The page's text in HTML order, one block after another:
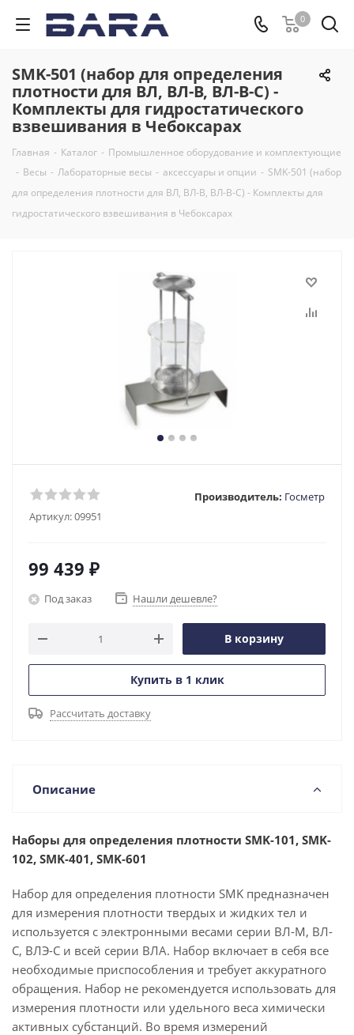
0
SMK-501 (набор для определения
плотности для ВЛ, ВЛ-В, ВЛ-В-С) -
Комплекты для гидростатического
взвешивания в Чебоксарах
Главная - Каталог - Промышленное оборудование и комплектующие
- Весы - Лабораторные весы - аксессуары и опции - SMK-501 (набор
для определения плотности для ВЛ, ВЛ-В, ВЛ-В-С) - Комплекты для
гидростатического взвешивания в Чебоксарах
Артикул:09951
Производитель: Госметр
99 439 ₽
Под заказ Нашли дешевле?
В корзину
Купить в 1 клик
Рассчитать доставку
Описание
Наборы для определения плотности SMK-101, SMK-
102, SMK-401, SMK-601
Набор для определения плотности SMK предназначен
для измерения плотности твердых и жидких тел и
используется с электронными весами серии ВЛ-М, ВЛ-
С, ВЛЭ-С и всей серии ВЛА. Набор включает в себя все
необходимые приспособления и требует аккуратного
обращения. Набор не рекомендуется использовать для
измерения плотности или удельного веса химически
активных субстанций. Во время измерений